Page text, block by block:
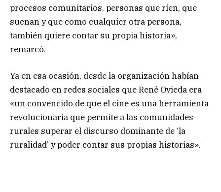
procesos comunitarios, personas que ríen, que
sueñan y que como cualquier otra persona,
también quiere contar su propia historia»,
remarcó.
Ya en esa ocasión, desde la organización habían
destacado en redes sociales que René Ovieda era
«un convencido de que el cine es una herramienta
revolucionaria que permite a las comunidades
rurales superar el discurso dominante de ‘la
ruralidad’ y poder contar sus propias historias».